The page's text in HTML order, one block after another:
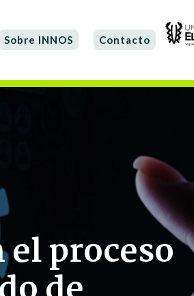
Sobre INNOS Contacto
proceso